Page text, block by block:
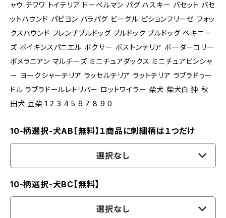
ャウ チワワ トイテリア ドーベルマン パグ ハスキー バセット バセ
ットハウンド パピヨン バラパグ ビーグル ビションフリーゼ フォッ
クスハウンド フレンチブルドッグ ブルドック ブルドッグ ペキニー
ズ ボイキンスパニエル ボクサー ボストンテリア ボーダーコリー
ポメラニアン マルチーズ ミニチュアダックス ミニチュアピンシャ
ー ヨークシャーテリア ラッセルテリア ラットテリア ラブラドゥー
ドル ラブラドールレトリバー ロットワイラー 柴犬 柴犬白 狆 秋
田犬 豆柴 1 2 3 4 5 6 7 8 9 0
10-柄選択-犬AB【無料】１商品に刺繍柄は１つだけ
選択なし
10-柄選択-犬BC【無料】
選択なし